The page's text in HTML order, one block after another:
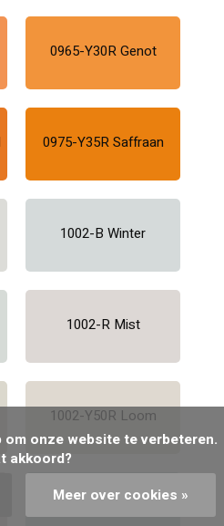
0965-Y30R Genot
0975-Y35R Saffraan
1002-B Winter
1002-R Mist
1002-Y50R Loom
akkoord?
Meer over cookies »